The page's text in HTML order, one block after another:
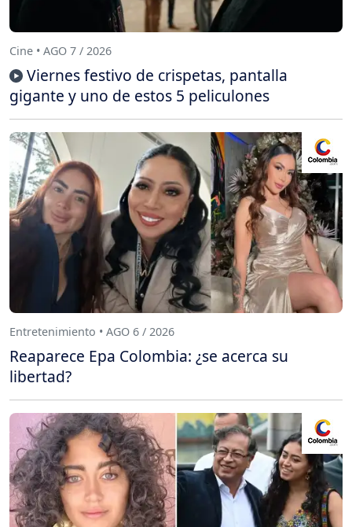
Cine • AGO 7 / 2026
Viernes festivo de crispetas, pantalla
gigante y uno de estos 5 peliculones
Entretenimiento • AGO 6 / 2026
Reaparece Epa Colombia: ¿se acerca su
libertad?